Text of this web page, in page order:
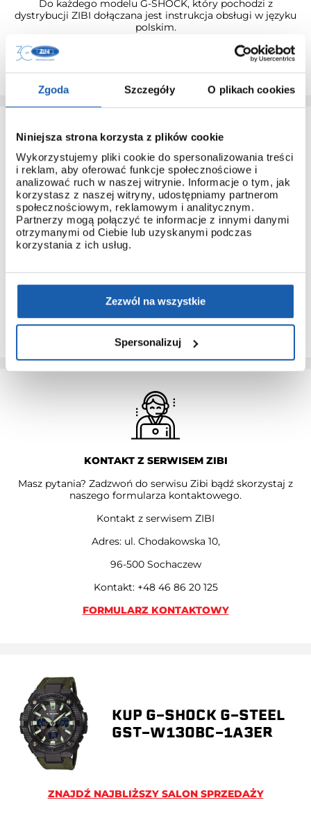
Zgoda Szczegóły O plikach cookies
Niniejsza strona korzysta z plików cookie
Wykorzystujemy pliki cookie do spersonalizowania treści
i reklam, aby oferować funkcje społecznościowe i
analizować ruch w naszej witrynie. Informacje o tym, jak
korzystasz z naszej witryny, udostępniamy partnerom
społecznościowym, reklamowym i analitycznym.
Partnerzy mogą połączyć te informacje z innymi danymi
otrzymanymi od Ciebie lub uzyskanymi podczas
korzystania z ich usług.
Zezwól na wszystkie
Spersonalizuj
Do każdego modelu G-SHOCK, który pochodzi z
dystrybucji ZIBI dołączana jest instrukcja obsługi w języku
polskim.
Dzięki temu łatwo poznasz obsługę nawet najbardziej
3 + 3 LATA GWARANCJI
Standardowa gwarancja ulega przedłużeniu o kolejne 3 lata
na warunkach określonych w gwarancji trzyletniej jeśli
kupujący dokona wpłaty w terminie do 30 dni od daty
Przedłużenie gwarancji obejmuje jedynie zegarki marki G-
SHOCK.
PRZEDŁUŻ GWARANCJĘ
KONTAKT Z SERWISEM ZIBI
Masz pytania? Zadzwoń do serwisu Zibi bądź skorzystaj z
naszego formularza kontaktowego.
Kontakt z serwisem ZIBI
Adres: ul. Chodakowska 10,
96-500 Sochaczew
Kontakt: +48 46 86 20 125
FORMULARZ KONTAKTOWY
KUP G-SHOCK G-STEEL
GST-W130BC-1A3ER
ZNAJDŹ NAJBLIŻSZY SALON SPRZEDAŻY